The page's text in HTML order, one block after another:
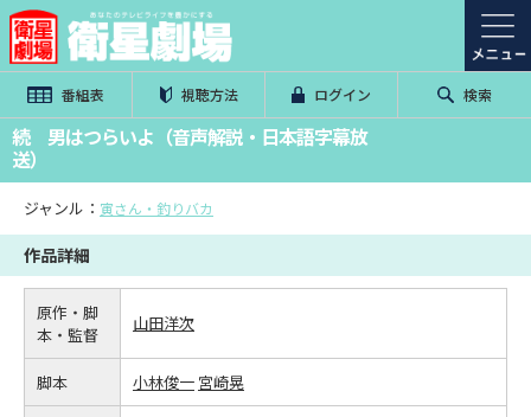
番組表 視聴方法 ログイン 検索
続 男はつらいよ（音声解説・日本語字幕放
送）
ジャンル： 寅さん・釣りバカ
作品詳細
原作・脚
本・監督
山田洋次
脚本 小林俊一 宮崎晃